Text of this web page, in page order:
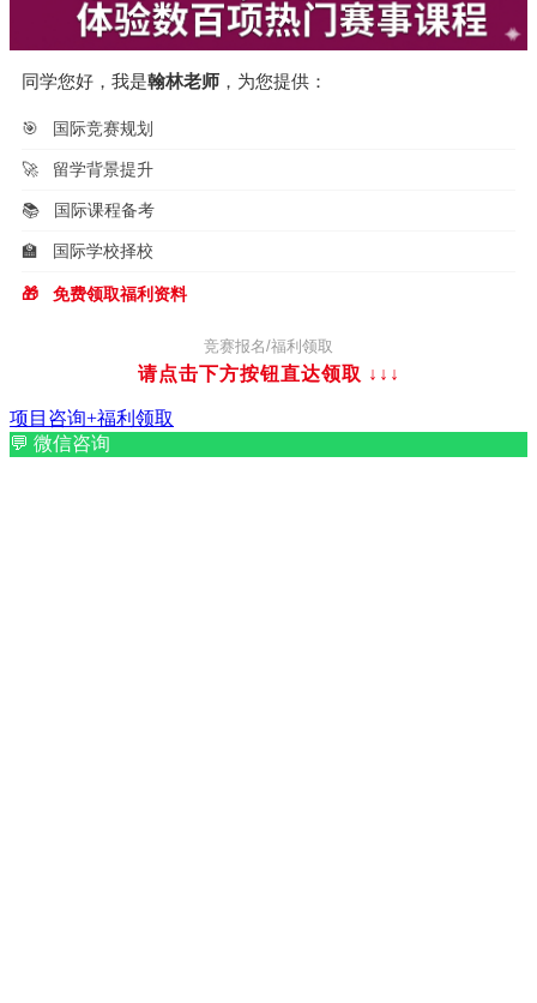
同学您好，我是翰林老师 ，为您提供：
🎯 国际竞赛规划
🚀 留学背景提升
📚 国际课程备考
🏫 国际学校择校
🎁 免费领取福利资料
竞赛报名/福利领取
请点击下方按钮直达领取 ↓↓↓
项目咨询+福利领取
💬 微信咨询